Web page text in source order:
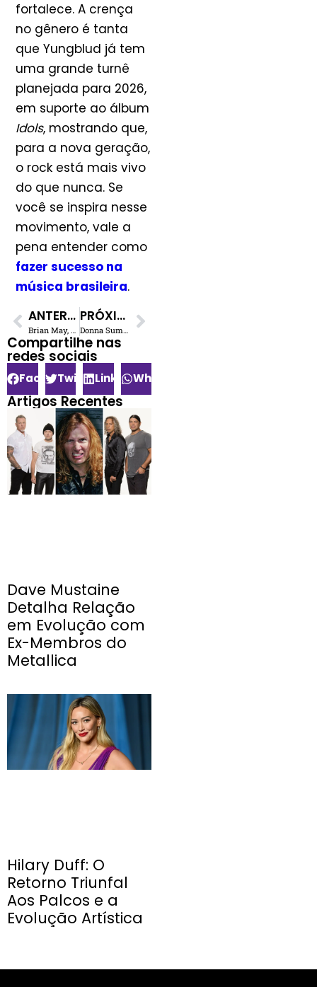
fortalece. A crença
no gênero é tanta
que Yungblud já tem
uma grande turnê
planejada para 2026,
em suporte ao álbum
Idols, mostrando que,
para a nova geração,
o rock está mais vivo
do que nunca. Se
você se inspira nesse
movimento, vale a
pena entender como
fazer sucesso na
música brasileira.
ANTERIOR
Brian May, o Gênio Humilde, e o Guitarrista que ele Acha ‘Inalcançável’
PRÓXIMO
Donna Summer é Induzida Postumamente ao Songwriters Hall of Fame
Compartilhe nas
redes sociais​
FacebookTwitterLinkedInWhatsApp
Artigos Recentes
Dave Mustaine
Detalha Relação
em Evolução com
Ex-Membros do
Metallica
Hilary Duff: O
Retorno Triunfal
Aos Palcos e a
Evolução Artística